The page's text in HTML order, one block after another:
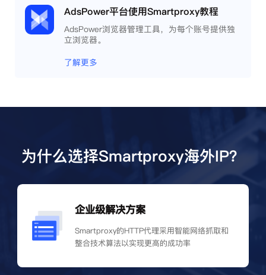
AdsPower平台使用Smartproxy教程
AdsPower浏览器管理工具，为每个账号提供独
立浏览器。
了解更多
为什么选择Smartproxy海外IP？
企业级解决方案
Smartproxy的HTTP代理采用智能网络抓取和
整合技术算法以实现更高的成功率